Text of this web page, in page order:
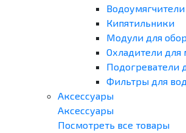
Водоумягчители
Кипятильники
Модули для
Охладители для
Подогреватели
Фильтры для
Аксессуары
Аксессуары
Посмотреть все товары